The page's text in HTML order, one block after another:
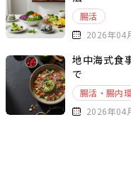
腸活
2026年04
地中海式食
で
腸活・腸内
2026年04